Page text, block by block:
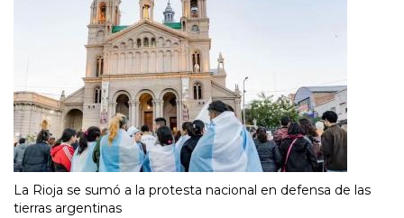
La Rioja se sumó a la protesta nacional en defensa de las
tierras argentinas